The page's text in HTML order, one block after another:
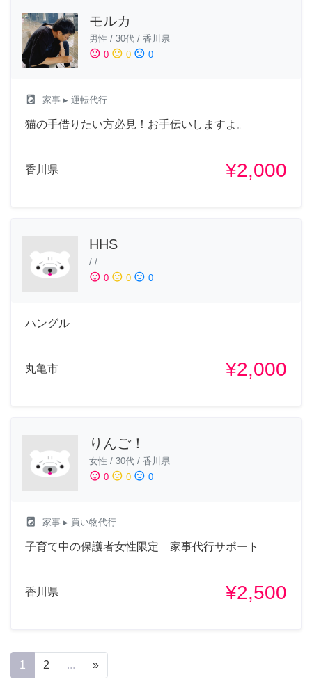
モルカ
男性 / 30代 / 香川県
sentiment_satisfied 0 sentiment_neutral 0 sentiment_dissatisfied 0
local_laundry_service 家事 ▸ 運転代行
猫の手借りたい方必見！お手伝いしますよ。
香川県 ¥2,000
HHS
/ /
sentiment_satisfied 0 sentiment_neutral 0 sentiment_dissatisfied 0
ハングル
丸亀市 ¥2,000
りんご！
女性 / 30代 / 香川県
sentiment_satisfied 0 sentiment_neutral 0 sentiment_dissatisfied 0
local_laundry_service 家事 ▸ 買い物代行
子育て中の保護者女性限定 家事代行サポート
香川県 ¥2,500
1 2 ... »